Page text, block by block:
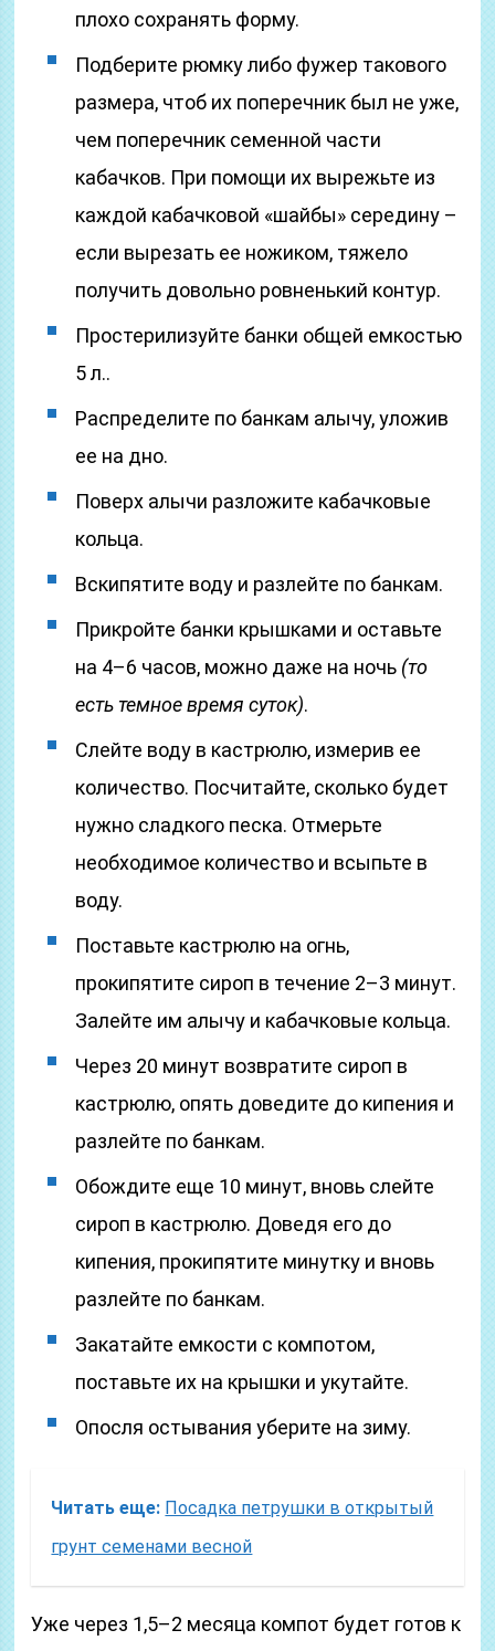
плохо сохранять форму.
Подберите рюмку либо фужер такового
размера, чтоб их поперечник был не уже,
чем поперечник семенной части
кабачков. При помощи их вырежьте из
каждой кабачковой «шайбы» середину –
если вырезать ее ножиком, тяжело
получить довольно ровненький контур.
Простерилизуйте банки общей емкостью
5 л..
Распределите по банкам алычу, уложив
ее на дно.
Поверх алычи разложите кабачковые
кольца.
Вскипятите воду и разлейте по банкам.
Прикройте банки крышками и оставьте
на 4–6 часов, можно даже на ночь (то
есть темное время суток).
Слейте воду в кастрюлю, измерив ее
количество. Посчитайте, сколько будет
нужно сладкого песка. Отмерьте
необходимое количество и всыпьте в
воду.
Поставьте кастрюлю на огнь,
прокипятите сироп в течение 2–3 минут.
Залейте им алычу и кабачковые кольца.
Через 20 минут возвратите сироп в
кастрюлю, опять доведите до кипения и
разлейте по банкам.
Обождите еще 10 минут, вновь слейте
сироп в кастрюлю. Доведя его до
кипения, прокипятите минутку и вновь
разлейте по банкам.
Закатайте емкости с компотом,
поставьте их на крышки и укутайте.
Опосля остывания уберите на зиму.
Читать еще: Посадка петрушки в открытый
грунт семенами весной
Уже через 1,5–2 месяца компот будет готов к